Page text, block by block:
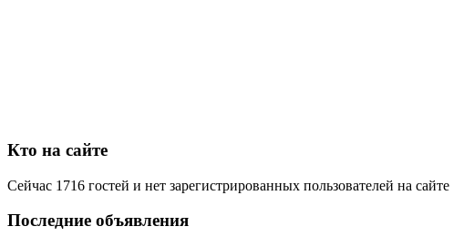
Кто на сайте
Сейчас 1716 гостей и нет зарегистрированных пользователей на сайте
Последние объявления